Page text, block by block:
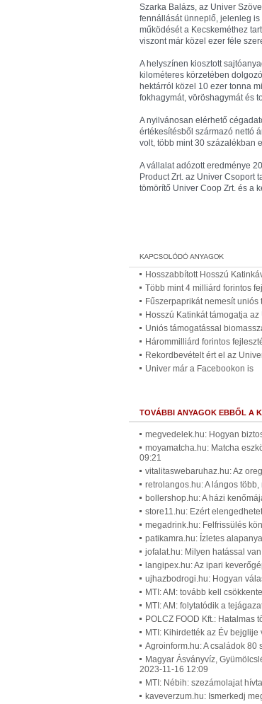
Szarka Balázs, az Univer
fennállását ünneplő, jelenleg
működését a Kecskeméthez
viszont már közel ezer féle
A helyszínen kiosztott
kilométeres körzetében
hektárról közel 10 ezer tonna
fokhagymát, vöröshagymát és
A nyilvánosan elérhető
értékesítésből származó nettó
volt, több mint 30 százalékban
A vállalat adózott eredménye
Product Zrt. az Univer Csoport
tömörítő Univer Coop Zrt. és a
Hosszabbított Hosszú
Több mint 4 milliárd forintos
Fűszerpaprikát nemesít
Hosszú Katinkát támogatja az
Uniós támogatással
Hárommilliárd forintos
Rekordbevételt ért el az
Univer már a Facebookon is
TOVÁBBI ANYAGOK EBBŐL A
megvedelek.hu: Hogyan
moyamatcha.hu: Matcha
09:21
vitalitaswebaruhaz.hu: Az
retrolangos.hu: A lángos
bollershop.hu: A házi
store11.hu: Ezért
megadrink.hu: Felfrissülés
patikamra.hu: Ízletes
jofalat.hu: Milyen hatással
langipex.hu: Az ipari
ujhazbodrogi.hu: Hogyan
MTI: AM: tovább kell
MTI: AM: folytatódik a
POLCZ FOOD Kft.:
MTI: Kihirdették az Év
Agroinform.hu: A családok
Magyar Ásványvíz,
2023-11-16 12:09
MTI: Nébih: szezámolajat
kaveverzum.hu: Ismerkedj